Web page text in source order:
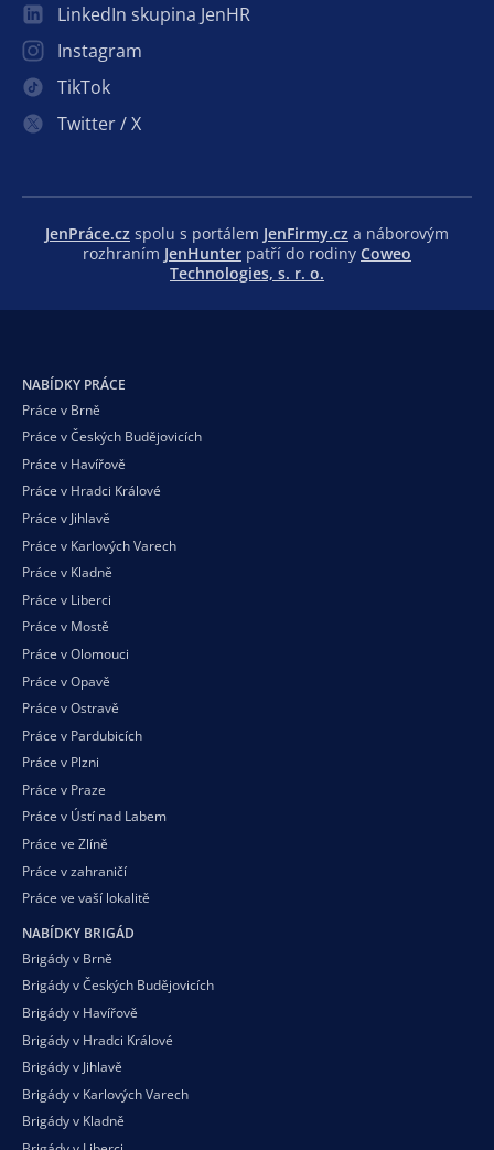
LinkedIn skupina JenHR
Instagram
TikTok
Twitter / X
JenPráce.cz spolu s portálem JenFirmy.cz a náborovým
rozhraním JenHunter patří do rodiny Coweo
Technologies, s. r. o.
NABÍDKY PRÁCE
Práce v Brně
Práce v Českých Budějovicích
Práce v Havířově
Práce v Hradci Králové
Práce v Jihlavě
Práce v Karlových Varech
Práce v Kladně
Práce v Liberci
Práce v Mostě
Práce v Olomouci
Práce v Opavě
Práce v Ostravě
Práce v Pardubicích
Práce v Plzni
Práce v Praze
Práce v Ústí nad Labem
Práce ve Zlíně
Práce v zahraničí
Práce ve vaší lokalitě
NABÍDKY BRIGÁD
Brigády v Brně
Brigády v Českých Budějovicích
Brigády v Havířově
Brigády v Hradci Králové
Brigády v Jihlavě
Brigády v Karlových Varech
Brigády v Kladně